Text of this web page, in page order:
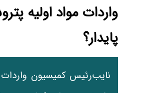
واردات مواد اولیه
پایدار؟
نایب‌رئیس کمیسیون واردات